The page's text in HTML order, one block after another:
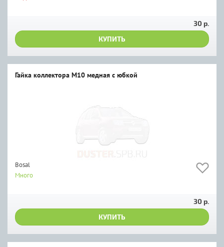
30 р.
КУПИТЬ
Гайка коллектора М10 медная с юбкой
Bosal
Много
30 р.
КУПИТЬ